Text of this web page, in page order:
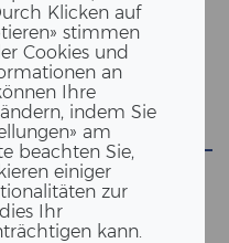
Klicken auf
stimmen
Cookies und
an
Ihre
indem Sie
am
beachten Sie,
einiger
zur
Ihr
kann.
""